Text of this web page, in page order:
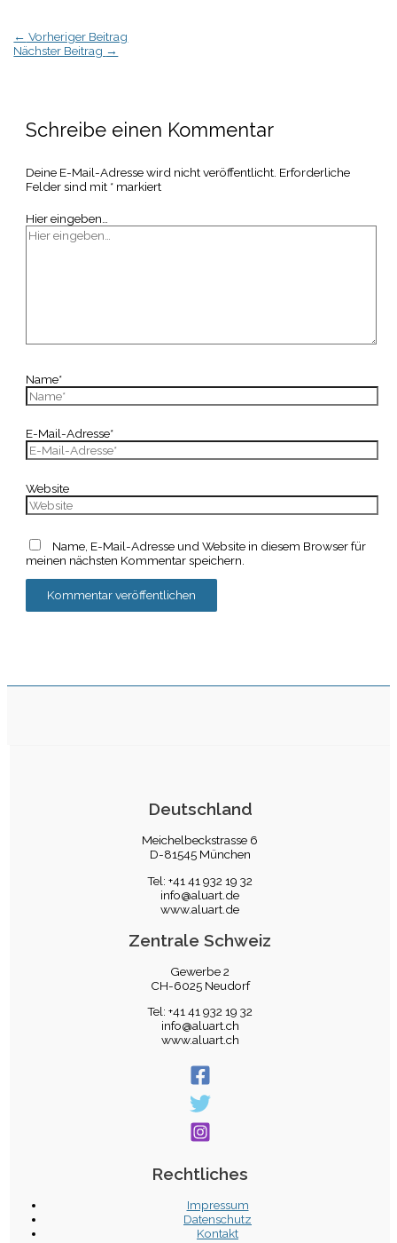
← Vorheriger Beitrag
Nächster Beitrag →
Schreibe einen Kommentar
Deine E-Mail-Adresse wird nicht veröffentlicht. Erforderliche
Felder sind mit * markiert
Hier eingeben…
Name*
E-Mail-Adresse*
Website
Name, E-Mail-Adresse und Website in diesem Browser für
meinen nächsten Kommentar speichern.
Deutschland
Meichelbeckstrasse 6
D-81545 München
Tel: +41 41 932 19 32
info@aluart.de
www.aluart.de
Zentrale Schweiz
Gewerbe 2
CH-6025 Neudorf
Tel: +41 41 932 19 32
info@aluart.ch
www.aluart.ch
Rechtliches
Impressum
Datenschutz
Kontakt